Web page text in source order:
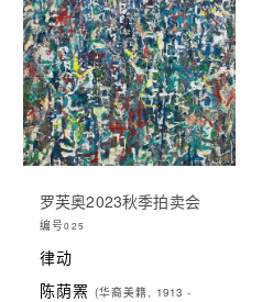
罗芙奥2023秋季拍卖会
编号025
律动
陈荫罴 (华裔美籍, 1913 -